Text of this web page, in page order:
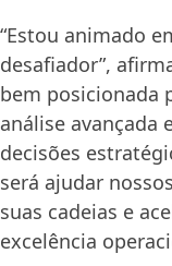
“Estou animado
desafiador”,
bem posicionada
análise avançada
decisões
será ajudar
suas cadeias e
excelência